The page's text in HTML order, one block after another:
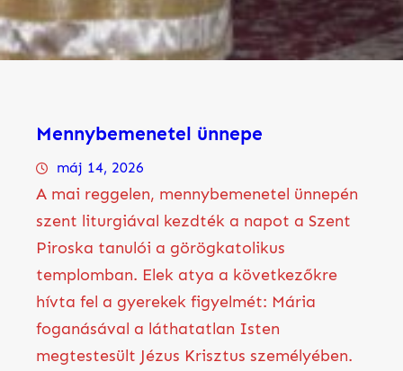
Mennybemenetel ünnepe
máj 14, 2026
A mai reggelen, mennybemenetel ünnepén
szent liturgiával kezdték a napot a Szent
Piroska tanulói a görögkatolikus
templomban. Elek atya a következőkre
hívta fel a gyerekek figyelmét: Mária
foganásával a láthatatlan Isten
megtestesült Jézus Krisztus személyében.